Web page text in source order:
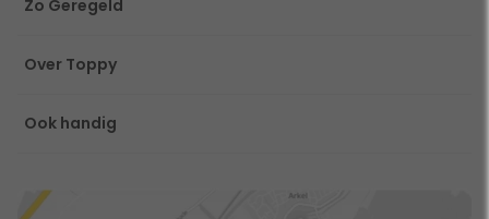
Zo Geregeld
Over Toppy
Ook handig